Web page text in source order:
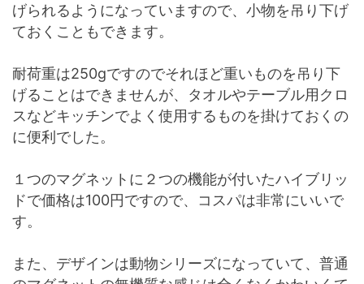
げられるようになっていますので、小物を吊り下げ
ておくこともできます。
耐荷重は250gですのでそれほど重いものを吊り下
げることはできませんが、タオルやテーブル用クロ
スなどキッチンでよく使用するものを掛けておくの
に便利でした。
１つのマグネットに２つの機能が付いたハイブリッ
ドで価格は100円ですので、コスパは非常にいいで
す。
また、デザインは動物シリーズになっていて、普通